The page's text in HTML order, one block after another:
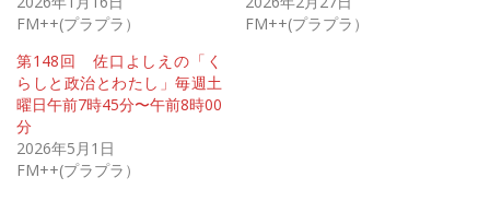
FM++(プラプラ）
FM++(プラプラ）
第148回 佐口よしえの「く
らしと政治とわたし」毎週土
曜日午前7時45分〜午前8時00
分
2026年5月1日
FM++(プラプラ）